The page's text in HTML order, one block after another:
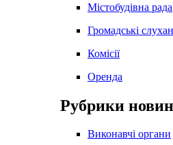
Містобудівна рада
Громадські
Комісії
Оренда
Рубрики новин
Виконавчі органи